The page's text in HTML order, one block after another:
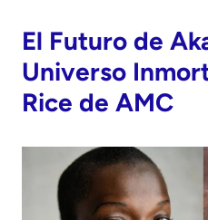
El Futuro de
Universo
Rice de AMC